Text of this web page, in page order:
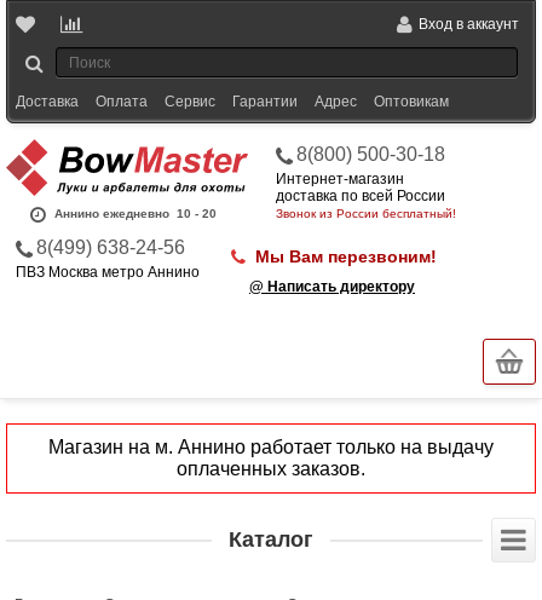
Вход в аккаунт
Доставка Оплата Сервис Гарантии Адрес Оптовикам
Аннино ежедневно 10 - 20
8(800) 500-30-18
Интернет-магазин
доставка по всей России
Звонок из России бесплатный!
8(499) 638-24-56
ПВЗ Москва метро Аннино
Мы Вам перезвоним!
@ Написать директору
Магазин на м. Аннино работает только на выдачу
оплаченных заказов.
Каталог